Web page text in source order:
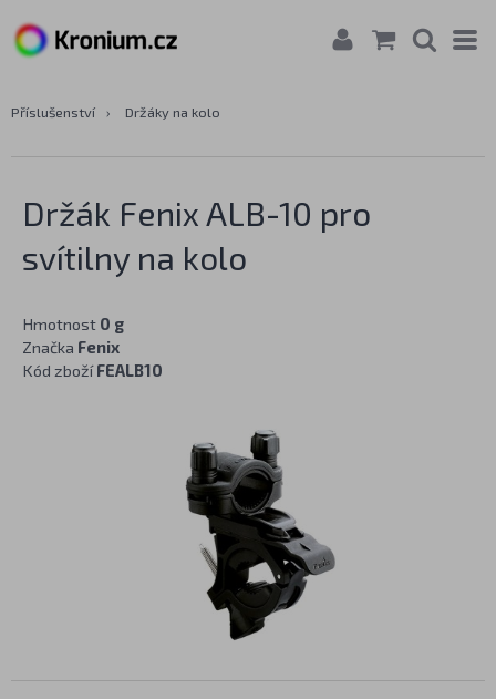
Příslušenství › Držáky na kolo
Držák Fenix ALB-10 pro
svítilny na kolo
Hmotnost 0 g
Značka Fenix
Kód zbožíFEALB10